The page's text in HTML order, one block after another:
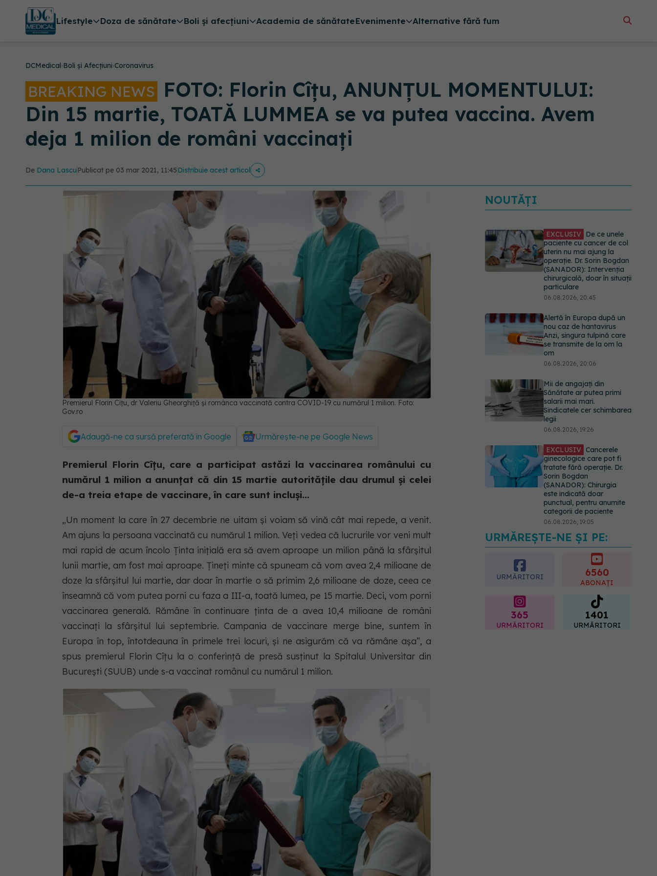
Lifestyle Doza de sănătate Boli și afecțiuni Academia de sănătateEvenimente Alternative fără fum
DCMedical›Boli și Afecțiuni›Coronavirus
BREAKING NEWS
FOTO: Florin Cîțu, ANUNȚUL MOMENTULUI:
Din 15 martie, TOATĂ LUMMEA se va putea vaccina. Avem
deja 1 milion de români vaccinați
De Dana Lascu Publicat pe 03 mar 2021, 11:45Distribuie acest articol
Premierul Florin Cîțu, dr Valeriu Gheorghiță și românca vaccinată contra COVID-19 cu numărul 1 milion. Foto:
Gov.ro
Adaugă-ne ca sursă preferată în Google Urmărește-ne pe Google News
Premierul Florin Cîțu, care a participat astăzi la vaccinarea românului cu
numărul 1 milion a anunțat că din 15 martie autoritățile dau drumul și celei
de-a treia etape de vaccinare, în care sunt incluși...
„Un moment la care în 27 decembrie ne uitam și voiam să vină cât mai repede, a venit.
Am ajuns la persoana vaccinată cu numărul 1 milion. Veți vedea că lucrurile vor veni mult
mai rapid de acum încolo Ținta inițială era să avem aproape un milion până la sfârșitul
lunii martie, am fost mai aproape. Țineți minte că spuneam că vom avea 2,4 milioane de
doze la sfârșitul lui martie, dar doar în martie o să primim 2,6 milioane de doze, ceea ce
înseamnă că vom putea porni cu faza a III-a, toată lumea, pe 15 martie. Deci, vom porni
vaccinarea generală. Rămâne în continuare ținta de a avea 10,4 milioane de români
vaccinați la sfârșitul lui septembrie. Campania de vaccinare merge bine, suntem în
Europa în top, întotdeauna în primele trei locuri, și ne asigurăm că va rămâne așa”, a
spus premierul Florin Cîțu la o conferință de presă susținut la Spitalul Universitar din
București (SUUB) unde s-a vaccinat românul cu numărul 1 milion.
NOUTĂȚI
EXCLUSIV De ce unele
paciente cu cancer de col
uterin nu mai ajung la
operație. Dr. Sorin Bogdan
(SANADOR): Intervenția
chirurgicală, doar în situații
particulare
06.08.2026, 20:45
Alertă în Europa după un
nou caz de hantavirus
Anzi, singura tulpină care
se transmite de la om la
om
06.08.2026, 20:06
Mii de angajați din
Sănătate ar putea primi
salarii mai mari.
Sindicatele cer schimbarea
legii
06.08.2026, 19:26
EXCLUSIV Cancerele
ginecologice care pot fi
tratate fără operație. Dr.
Sorin Bogdan
(SANADOR): Chirurgia
este indicată doar
punctual, pentru anumite
categorii de paciente
06.08.2026, 19:05
EXCLUSIV Brahiterapie
vs radioterapie externă în
cancerul ginecologic. Dr.
Sorin Bogdan (SANADOR)
explică diferența și cum
acționează tratamentul
URMĂREȘTE-NE ȘI PE:
URMĂRITORI 6560
ABONAȚI
365
URMĂRITORI
1401
URMĂRITORI